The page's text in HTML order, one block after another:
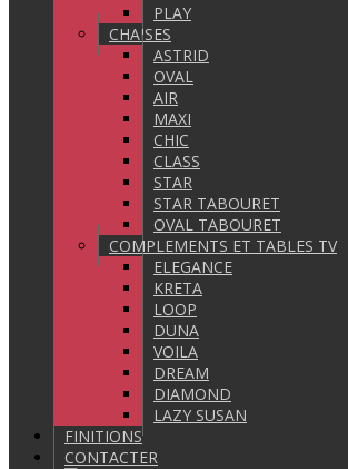
PLAY
CHAISES
ASTRID
OVAL
AIR
MAXI
CHIC
CLASS
STAR
STAR TABOURET
OVAL TABOURET
COMPLEMENTS ET TABLES TV
ELEGANCE
KRETA
LOOP
DUNA
VOILA
DREAM
DIAMOND
LAZY SUSAN
FINITIONS
CONTACTER